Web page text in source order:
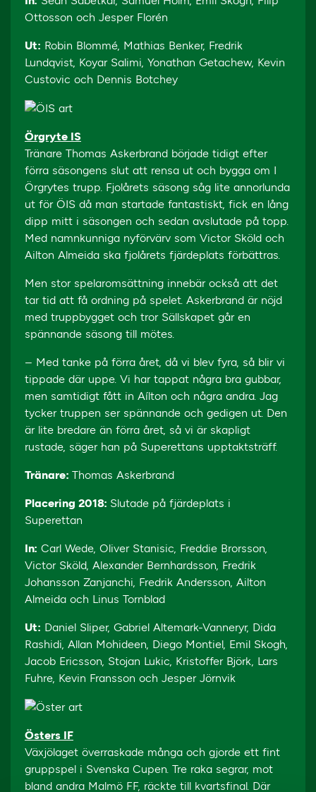
Ottosson och Jesper Florén
Ut: Robin Blommé, Mathias Benker, Fredrik
Lundqvist, Koyar Salimi, Yonathan Getachew, Kevin
Custovic och Dennis Botchey
Örgryte IS
Tränare Thomas Askerbrand började tidigt efter
förra säsongens slut att rensa ut och bygga om I
Örgrytes trupp. Fjolårets säsong såg lite annorlunda
ut för ÖIS då man startade fantastiskt, fick en lång
dipp mitt i säsongen och sedan avslutade på topp.
Med namnkunniga nyförvärv som Victor Sköld och
Ailton Almeida ska fjolårets fjärdeplats förbättras.
Men stor spelaromsättning innebär också att det
tar tid att få ordning på spelet. Askerbrand är nöjd
med truppbygget och tror Sällskapet går en
spännande säsong till mötes.
– Med tanke på förra året, då vi blev fyra, så blir vi
tippade där uppe. Vi har tappat några bra gubbar,
men samtidigt fått in Aílton och några andra. Jag
tycker truppen ser spännande och gedigen ut. Den
är lite bredare än förra året, så vi är skapligt
rustade, säger han på Superettans upptaktsträff.
Tränare: Thomas Askerbrand
Placering 2018: Slutade på fjärdeplats i
Superettan
In: Carl Wede, Oliver Stanisic, Freddie Brorsson,
Victor Sköld, Alexander Bernhardsson, Fredrik
Johansson Zanjanchi, Fredrik Andersson, Ailton
Almeida och Linus Tornblad
Ut: Daniel Sliper, Gabriel Altemark-Vanneryr, Dida
Rashidi, Allan Mohideen, Diego Montiel, Emil Skogh,
Jacob Ericsson, Stojan Lukic, Kristoffer Björk, Lars
Fuhre, Kevin Fransson och Jesper Jörnvik
Östers IF
Växjölaget överraskade många och gjorde ett fint
gruppspel i Svenska Cupen. Tre raka segrar, mot
bland andra Malmö FF, räckte till kvartsfinal. Där